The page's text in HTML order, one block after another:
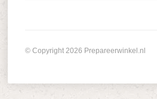
© Copyright 2026 Prepareerwinkel.nl